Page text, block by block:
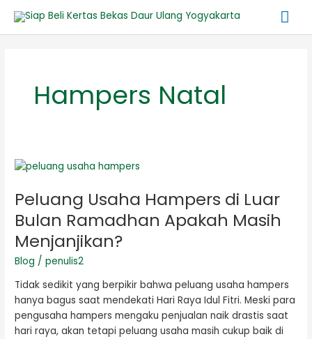
konten
Hampers Natal
Peluang Usaha Hampers di Luar
Bulan Ramadhan Apakah Masih
Menjanjikan?
Blog /penulis2
Tidak sedikit yang berpikir bahwa peluang usaha hampers
hanya bagus saat mendekati Hari Raya Idul Fitri. Meski para
pengusaha hampers mengaku penjualan naik drastis saat
hari raya, akan tetapi peluang usaha masih cukup baik di
Peluang
Hampers
di
Luar
Bulan
Ramadhan
Masih
Menjanjikan?